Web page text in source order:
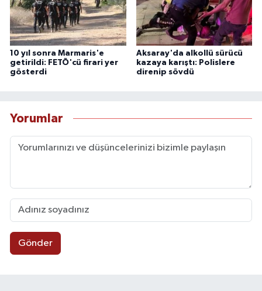
10 yıl sonra Marmaris'e
getirildi: FETÖ'cü firari yer
gösterdi
Aksaray'da alkollü sürücü
kazaya karıştı: Polislere
direnip sövdü
Yorumlar
Gönder